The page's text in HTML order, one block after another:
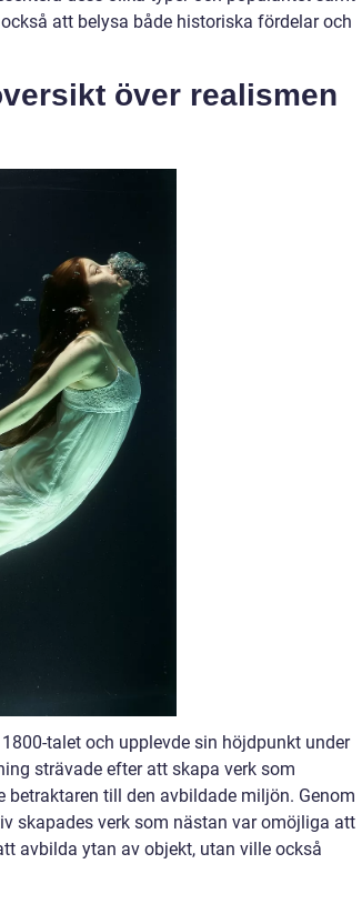
att belysa både historiska fördelar och
över realismen
talet och upplevde sin höjdpunkt under
strävade efter att skapa verk som
till den avbildade miljön. Genom
skapades verk som nästan var omöjliga att
avbilda ytan av objekt, utan ville också